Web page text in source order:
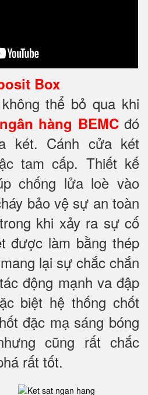
Box
thể bỏ qua khi
hàng BEMCđó
két. Cánh cửa két
tam cấp. Thiết kế
chống lửa loè vào
bảo vệ sự an toàn
khi xảy ra sự cố
được làm bằng thép
lại sự chắc chắn
động mạnh va đập
biệt hệ thống chốt
đặc mạ sáng bóng
cũng rất chắc
rất tốt.